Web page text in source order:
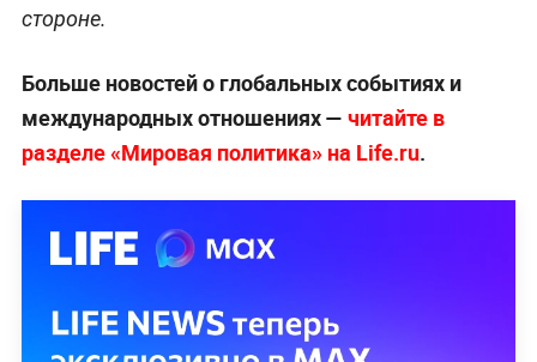
стороне.
Больше новостей о глобальных событиях и
международных отношениях — читайте в
разделе «Мировая политика» на Life.ru.